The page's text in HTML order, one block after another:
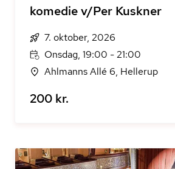
komedie v/Per Kuskner
7. oktober, 2026
Onsdag, 19:00 - 21:00
Ahlmanns Allé 6, Hellerup
200 kr.